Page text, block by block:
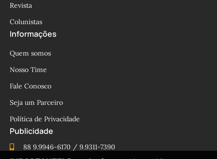
Revista
Colunistas
Informações
Quem somos
Nosso Time
Fale Conosco
Seja um Parceiro
Política de Privacidade
Publicidade
88 9.9946-6170 / 9.9311-7390